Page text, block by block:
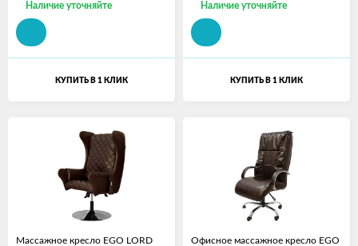
Наличие уточняйте
КУПИТЬ В 1 КЛИК
Наличие уточняйте
КУПИТЬ В 1 КЛИК
Массажное кресло EGO LORD
Офисное массажное кресло EGO